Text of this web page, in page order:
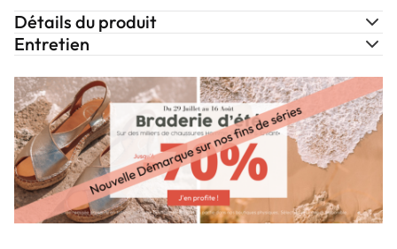
Détails du produit
Entretien